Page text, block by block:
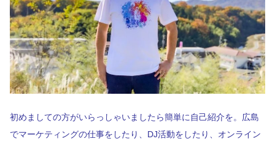
初めましての方がいらっしゃいましたら簡単に自己紹介を。広島
でマーケティングの仕事をしたり、DJ活動をしたり、オンライン